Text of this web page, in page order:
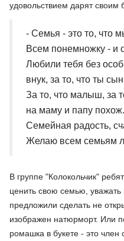
удовольствием дарят своим
- Семья - это то, что
Всем понемножку - и
Любили тебя без
внук, за то, что ты
За то, что малыш, за
на маму и папу похож.
Семейная радость,
Желаю всем семьям
В группе "Колокольчик"
ценить свою семью,
предложили сделать не
изображен натюрморт. Или
ромашка в букете - это член